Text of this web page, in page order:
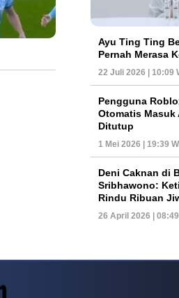
Ayu Ting Ting
Pernah Merasa
22 Juli 2026 | 10:09
Pengguna
Otomatis Masuk
Ditutup
1 Mei 2026 | 19:39
Deni Caknan di
Sribhawono:
Rindu Ribuan
26 April 2026 |